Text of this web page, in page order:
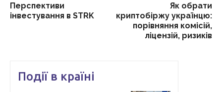
Перспективи
інвестування в STRK
Як обрати
криптобіржу українцю:
порівняння комісій,
ліцензій, ризиків
Події в країні